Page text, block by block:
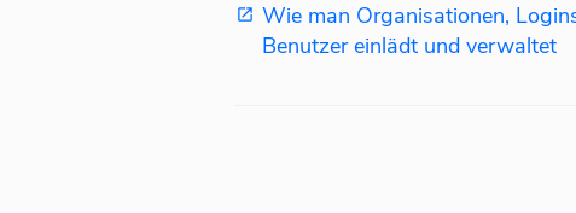
Wie man Organisationen,
Benutzer einlädt und verwaltet